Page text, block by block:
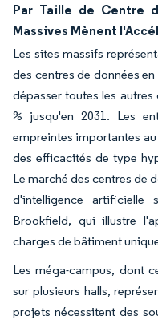
Par Taille de Centre
Massives Mènent
Les sites massifs
des centres de données
dépasser toutes les
% jusqu'en 2031. Les
empreintes importantes
des efficacités de type
Le marché des centres de
d'intelligence artificielle
Brookfield, qui illustre
charges de bâtiment
Les méga-campus, dont
sur plusieurs halls,
projets nécessitent des